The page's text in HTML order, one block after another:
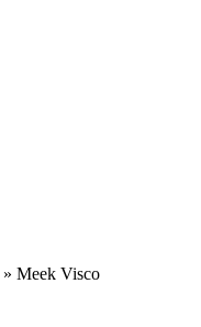
» Meek Visco